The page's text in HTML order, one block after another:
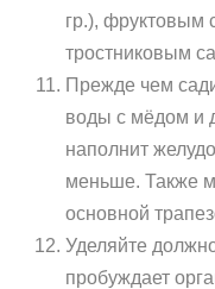
гр.), фруктовым
тростниковым
Прежде чем
воды с мёдом и
наполнит
меньше. Также
основной
Уделяйте
пробуждает